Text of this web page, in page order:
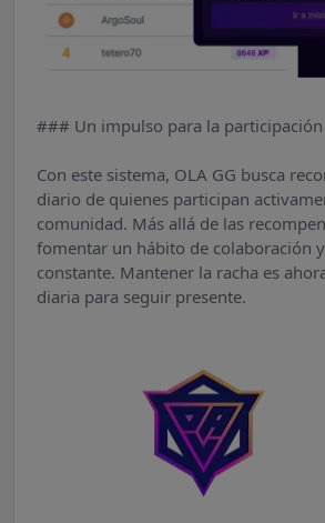
### Un impulso para la participación
Con este sistema, OLA GG busca
diario de quienes participan
comunidad. Más allá de las
fomentar un hábito de colaboración
constante. Mantener la racha es
diaria para seguir presente.